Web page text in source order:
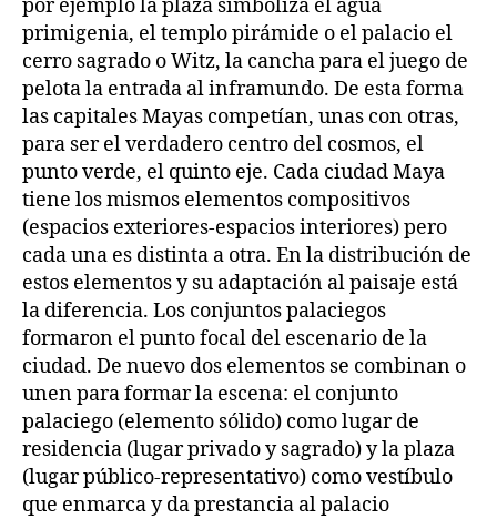
por ejemplo la plaza simboliza el agua
primigenia, el templo pirámide o el palacio el
cerro sagrado o Witz, la cancha para el juego de
pelota la entrada al inframundo. De esta forma
las capitales Mayas competían, unas con otras,
para ser el verdadero centro del cosmos, el
punto verde, el quinto eje. Cada ciudad Maya
tiene los mismos elementos compositivos
(espacios exteriores-espacios interiores) pero
cada una es distinta a otra. En la distribución de
estos elementos y su adaptación al paisaje está
la diferencia. Los conjuntos palaciegos
formaron el punto focal del escenario de la
ciudad. De nuevo dos elementos se combinan o
unen para formar la escena: el conjunto
palaciego (elemento sólido) como lugar de
residencia (lugar privado y sagrado) y la plaza
(lugar público-representativo) como vestíbulo
que enmarca y da prestancia al palacio